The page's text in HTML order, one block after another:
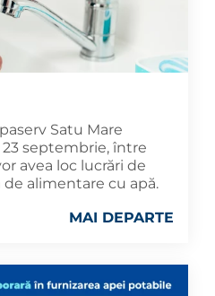
Satu Mare
septembrie, între
avea loc lucrări de
alimentare cu apă.
MAI DEPARTE